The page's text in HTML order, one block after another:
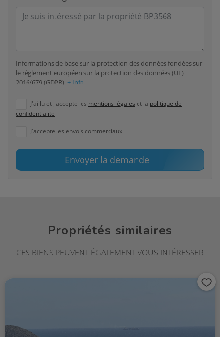
Informations de base sur la protection des données fondées sur
le règlement européen sur la protection des données (UE)
2016/679 (GDPR). + Info
J'ai lu et j'accepte les mentions légales et la politique de
confidentialité
J'accepte les envois commerciaux
Envoyer la demande
Propriétés similaires
CES BIENS PEUVENT ÉGALEMENT VOUS INTÉRESSER